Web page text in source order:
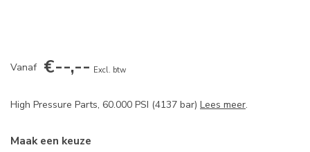
Vanaf €--,-- Excl. btw
High Pressure Parts, 60.000 PSI (4137 bar) Lees meer.
Maak een keuze